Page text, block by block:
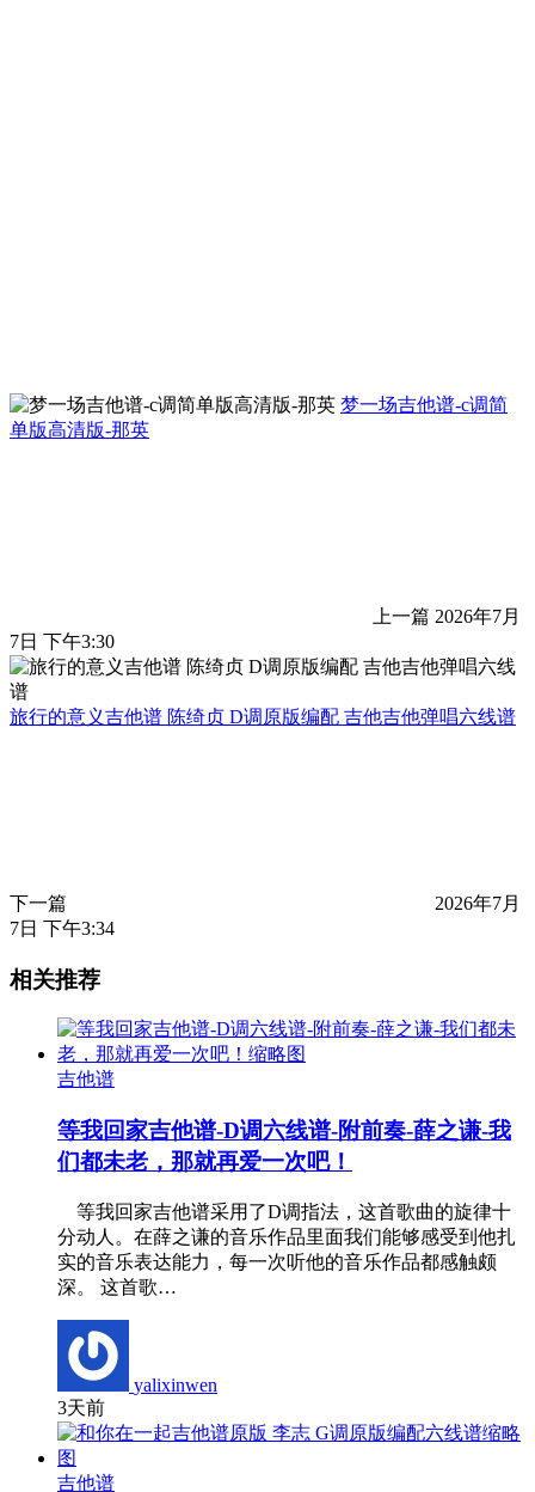
梦一场吉他谱-c调简
单版高清版-那英
上一篇 2026年7月
7日 下午3:30
旅行的意义吉他谱 陈绮贞 D调原版编配 吉他吉他弹唱六线谱
下一篇
2026年7月
7日 下午3:34
相关推荐
吉他谱
等我回家吉他谱-D调六线谱-附前奏-薛之谦-我
们都未老，那就再爱一次吧！
等我回家吉他谱采用了D调指法，这首歌曲的旋律十
分动人。在薛之谦的音乐作品里面我们能够感受到他扎
实的音乐表达能力，每一次听他的音乐作品都感触颇
深。 这首歌…
yalixinwen
3天前
吉他谱